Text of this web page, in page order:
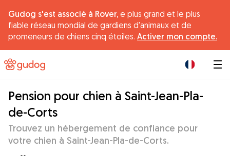
Gudog s'est associé à Rover, e plus grand et le plus
fiable réseau mondial de gardiens d'animaux et de
promeneurs de chiens cinq étoiles. Activer mon compte.
Pension pour chien à Saint-Jean-Pla-
de-Corts
Trouvez un hébergement de confiance pour
votre chien à Saint-Jean-Pla-de-Corts.